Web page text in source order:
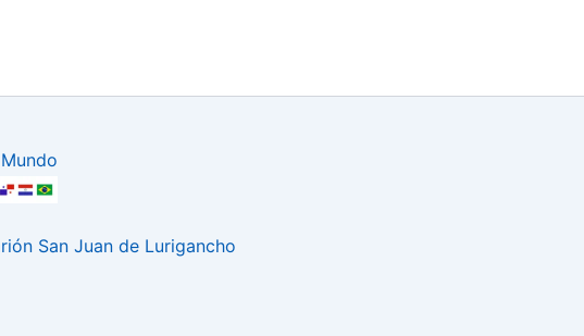
San Juan de Lurigancho